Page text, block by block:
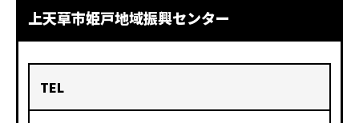
上天草市姫戸地域振興センター
TEL